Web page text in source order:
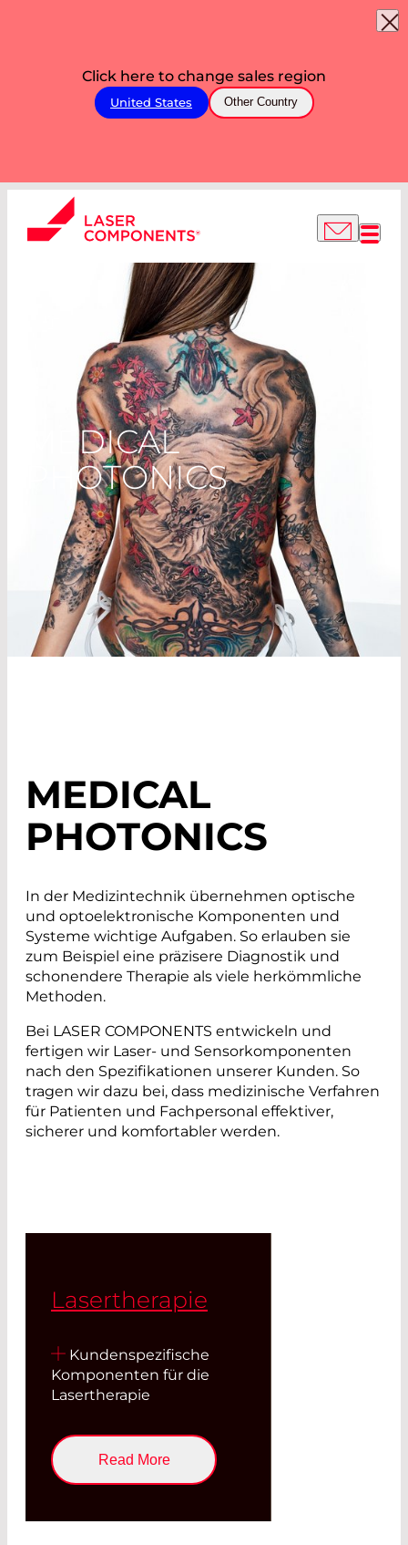
Click here to change sales region
United States Other Country
MEDICAL
PHOTONICS
MEDICAL
PHOTONICS
In der Medizintechnik übernehmen optische
und optoelektronische Komponenten und
Systeme wichtige Aufgaben. So erlauben sie
zum Beispiel eine präzisere Diagnostik und
schonendere Therapie als viele herkömmliche
Methoden.
Bei LASER COMPONENTS entwickeln und
fertigen wir Laser- und Sensorkomponenten
nach den Spezifikationen unserer Kunden. So
tragen wir dazu bei, dass medizinische Verfahren
für Patienten und Fachpersonal effektiver,
sicherer und komfortabler werden.
Lasertherapie
Kundenspezifische
Komponenten für die
Lasertherapie
Read More